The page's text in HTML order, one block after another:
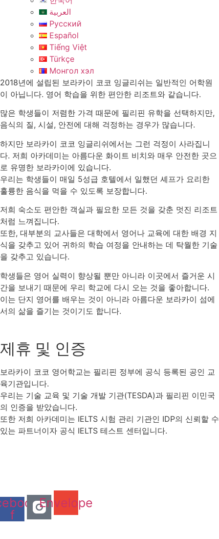
العربية
Русский
Español
Tiếng Việt
Türkçe
Монгол хэл
2018년에 설립된 보라카이 코코 잉글리쉬는 일반적인 어학원
이 아닙니다. 영어 학습을 위한 편안한 리조트와 같습니다.
많은 학생들이 저렴한 가격 때문에 필리핀 유학을 선택하지만,
음식의 질, 시설, 안전에 대해 걱정하는 경우가 많습니다.
하지만 보라카이 코코 잉글리쉬에서는 그런 걱정이 사라집니
다. 저희 아카데미는 아름다운 화이트 비치와 매우 안전한 곳으
로 유명한 보라카이에 있습니다.
우리는 학생들이 매일 5성급 호텔에서 일했던 셰프가 요리한
훌륭한 음식을 먹을 수 있도록 보장합니다.
저희 숙소도 편안한 객실과 필요한 모든 것을 갖춘 멋진 리조트
처럼 느껴집니다.
또한, 대부분의 교사들은 대학에서 영어나 교육에 대한 배경 지
식을 갖추고 있어 귀하의 학습 여정을 안내하는 데 탁월한 기술
을 갖추고 있습니다.
학생들은 영어 실력이 향상될 뿐만 아니라 이곳에서 즐거운 시
간을 보내기 때문에 우리 학교에 다시 오는 것을 좋아합니다.
이는 단지 영어를 배우는 것이 아니라 아름다운 보라카이 섬에
서의 삶을 즐기는 것이기도 합니다.
제휴 및 인증
보라카이 코코 영어학교는 필리핀 정부에 공식 등록된 공인 교
육기관입니다.
우리는 기술 교육 및 기술 개발 기관(TESDA)과 필리핀 이민국
의 인증을 받았습니다.
또한 저희 아카데미는 IELTS 시험 관리 기관인 IDP의 신뢰할 수
있는 파트너이자 공식 IELTS 테스트 센터입니다.
f
Envelope